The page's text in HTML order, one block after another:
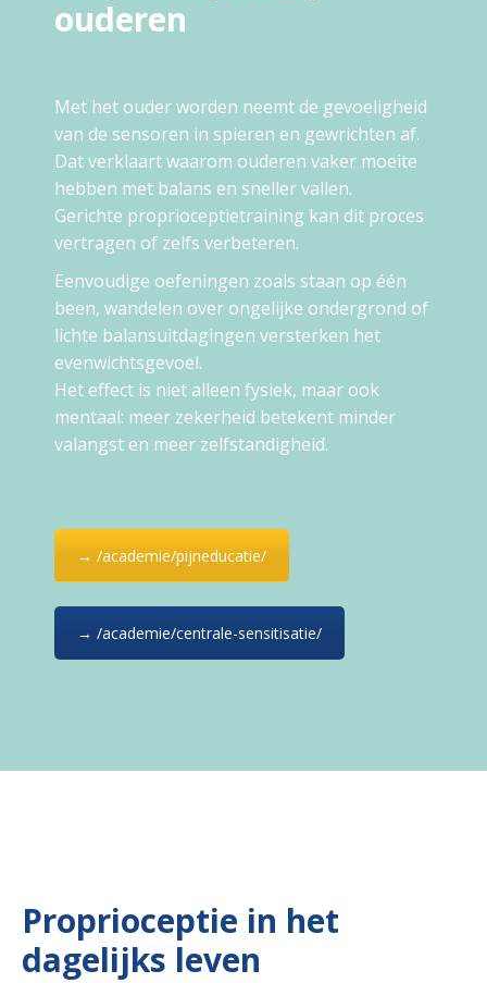
ouderen
Met het ouder worden neemt de gevoeligheid
van de sensoren in spieren en gewrichten af.
Dat verklaart waarom ouderen vaker moeite
hebben met balans en sneller vallen.
Gerichte proprioceptietraining kan dit proces
vertragen of zelfs verbeteren.
Eenvoudige oefeningen zoals staan op één
been, wandelen over ongelijke ondergrond of
lichte balansuitdagingen versterken het
evenwichtsgevoel.
Het effect is niet alleen fysiek, maar ook
mentaal: meer zekerheid betekent minder
valangst en meer zelfstandigheid.
→ /academie/pijneducatie/
→ /academie/centrale-sensitisatie/
Proprioceptie in het
dagelijks leven